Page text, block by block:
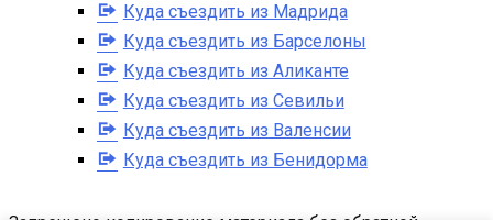
Куда съездить из Мадрида
Куда съездить из Барселоны
Куда съездить из Аликанте
Куда съездить из Севильи
Куда съездить из Валенсии
Куда съездить из Бенидорма